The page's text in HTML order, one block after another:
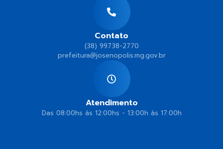
Contato
(38) 99738-2770
prefeitura@josenopolis.mg.gov.br
Atendimento
Das 08:00hs às 12:00hs - 13:00h às 17:00h